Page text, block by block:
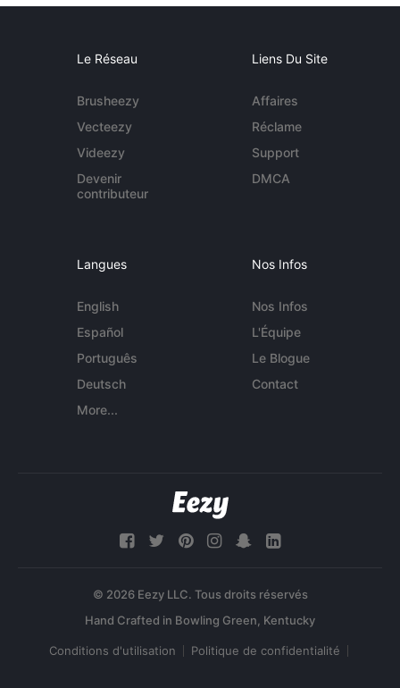
Le Réseau
Brusheezy
Vecteezy
Videezy
Devenir
contributeur
Liens Du Site
Affaires
Réclame
Support
DMCA
Langues
English
Español
Português
Deutsch
More...
Nos Infos
Nos Infos
L'Équipe
Le Blogue
Contact
© 2026 Eezy LLC. Tous droits réservés
Conditions d'utilisation Politique de confidentialité